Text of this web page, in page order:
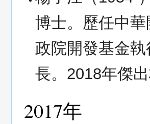
博士。歷任中
政院開發基金
長。2018年傑
2017年